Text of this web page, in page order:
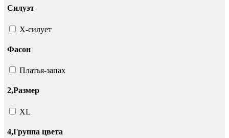
Силуэт
Х-силует
Фасон
Платья-запах
2,Размер
XL
4,Группа цвета